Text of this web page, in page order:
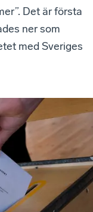
Det är första
ner som
med Sveriges